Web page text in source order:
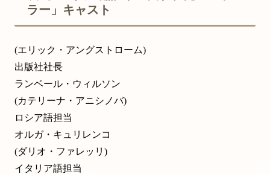
ラー」キャスト
(エリック・アングストローム)
出版社社長
ランベール・ウィルソン
(カテリーナ・アニシノバ)
ロシア語担当
オルガ・キュリレンコ
(ダリオ・ファレッリ)
イタリア語担当